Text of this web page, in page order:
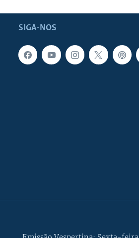
SIGA-NOS